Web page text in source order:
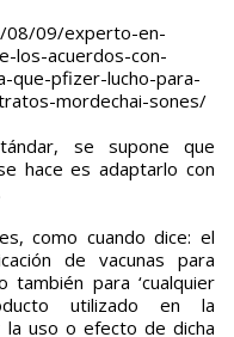
08/09/experto-en-
los-acuerdos-con-
que-pfizer-lucho-para-
mordechai-sones/
se supone que
hace es adaptarlo con
como cuando dice: el
de vacunas para
también para ‘cualquier
utilizado en la
uso o efecto de dicha